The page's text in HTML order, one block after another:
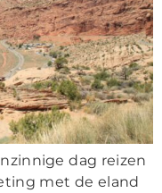
dag reizen
met de eland